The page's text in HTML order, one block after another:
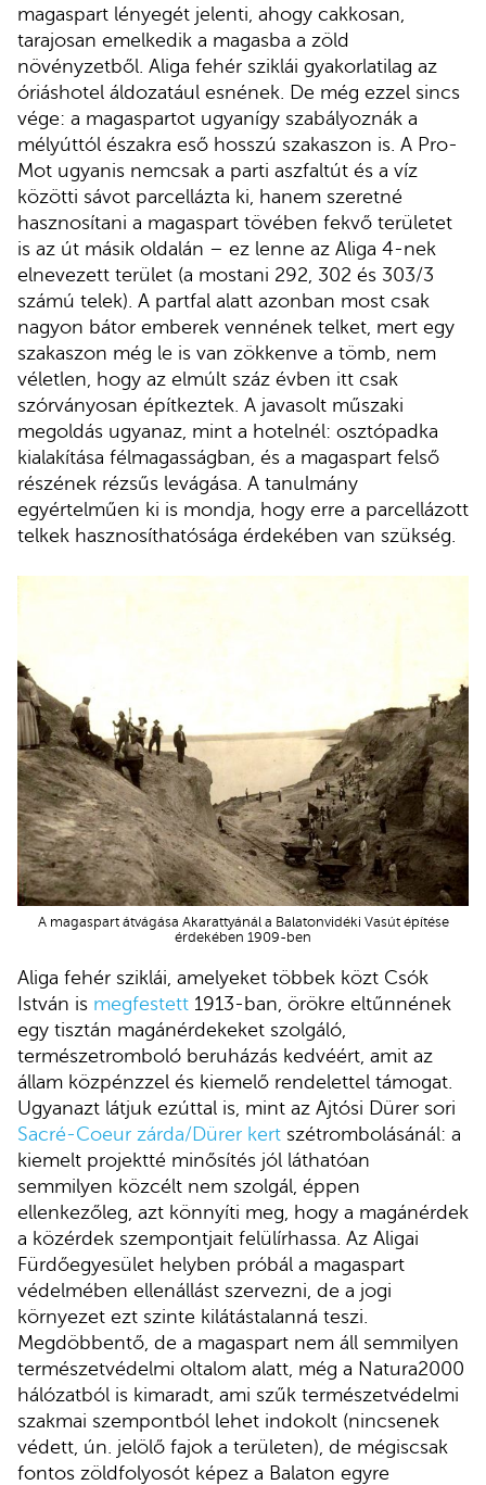
magaspart lényegét jelenti, ahogy cakkosan,
tarajosan emelkedik a magasba a zöld
növényzetből. Aliga fehér sziklái gyakorlatilag az
óriáshotel áldozatául esnének. De még ezzel sincs
vége: a magaspartot ugyanígy szabályoznák a
mélyúttól északra eső hosszú szakaszon is. A Pro-
Mot ugyanis nemcsak a parti aszfaltút és a víz
közötti sávot parcellázta ki, hanem szeretné
hasznosítani a magaspart tövében fekvő területet
is az út másik oldalán – ez lenne az Aliga 4-nek
elnevezett terület (a mostani 292, 302 és 303/3
számú telek). A partfal alatt azonban most csak
nagyon bátor emberek vennének telket, mert egy
szakaszon még le is van zökkenve a tömb, nem
véletlen, hogy az elmúlt száz évben itt csak
szórványosan építkeztek. A javasolt műszaki
megoldás ugyanaz, mint a hotelnél: osztópadka
kialakítása félmagasságban, és a magaspart felső
részének rézsűs levágása. A tanulmány
egyértelműen ki is mondja, hogy erre a parcellázott
telkek hasznosíthatósága érdekében van szükség.
A magaspart átvágása Akarattyánál a Balatonvidéki Vasút építése
érdekében 1909-ben
Aliga fehér sziklái, amelyeket többek közt Csók
István is megfestett 1913-ban, örökre eltűnnének
egy tisztán magánérdekeket szolgáló,
természetromboló beruházás kedvéért, amit az
állam közpénzzel és kiemelő rendelettel támogat.
Ugyanazt látjuk ezúttal is, mint az Ajtósi Dürer sori
Sacré-Coeur zárda/Dürer kert szétrombolásánál: a
kiemelt projektté minősítés jól láthatóan
semmilyen közcélt nem szolgál, éppen
ellenkezőleg, azt könnyíti meg, hogy a magánérdek
a közérdek szempontjait felülírhassa. Az Aligai
Fürdőegyesület helyben próbál a magaspart
védelmében ellenállást szervezni, de a jogi
környezet ezt szinte kilátástalanná teszi.
Megdöbbentő, de a magaspart nem áll semmilyen
természetvédelmi oltalom alatt, még a Natura2000
hálózatból is kimaradt, ami szűk természetvédelmi
szakmai szempontból lehet indokolt (nincsenek
védett, ún. jelölő fajok a területen), de mégiscsak
fontos zöldfolyosót képez a Balaton egyre